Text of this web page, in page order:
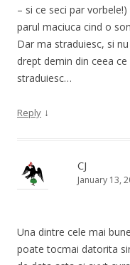
– si ce seci par
parul maciuca cind o
Dar ma straduiesc, si
drept demin din ceea
straduiesc…
Reply ↓
CJ
January 13,
Una dintre cele mai
poate tocmai datorita